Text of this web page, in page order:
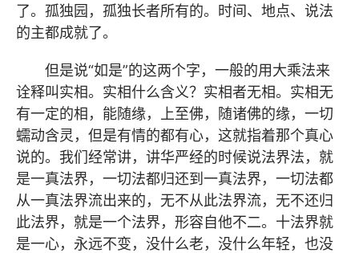
了。孤独园，孤独长者所有的。时间、地点、说法
的主都成就了。
但是说“如是”的这两个字，一般的用大乘法来
诠释叫实相。实相什么含义？实相者无相。实相无
有一定的相，能随缘，上至佛，随诸佛的缘，一切
蠕动含灵，但是有情的都有心，这就指着那个真心
说的。我们经常讲，讲华严经的时候说法界法，就
是一真法界，一切法都归还到一真法界，一切法都
从一真法界流出来的，无不从此法界流，无不还归
此法界，就是一个法界，形容自他不二。十法界就
是一心，永远不变，没什么老，没什么年轻，也没